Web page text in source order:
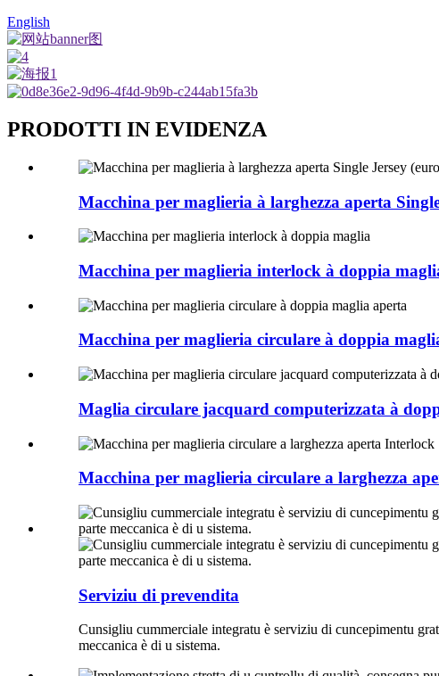
English
PRODOTTI IN EVIDENZA
Macchina per maglieria à larghezza aperta
Macchina per maglieria interlock à doppia
Macchina per maglieria circulare à doppia
Maglia circulare jacquard computerizzata à
Macchina per maglieria circulare a larghezza
Serviziu di prevendita
Cunsigliu cummerciale integratu è serviziu di cuncepimentu
meccanica è di u sistema.